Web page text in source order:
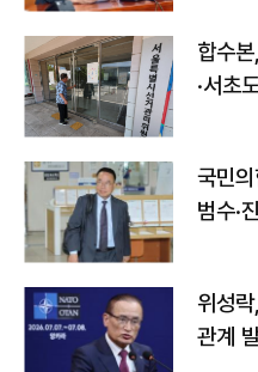
합수
·서초
국민
범수·
위성
관계